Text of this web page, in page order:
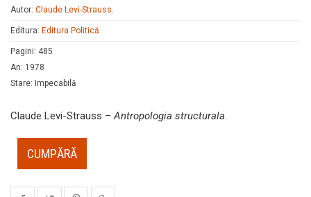
Autor: Claude Levi-Strauss.
Editura: Editura Politică
Pagini: 485
An: 1978
Stare: Impecabilă
Claude Levi-Strauss –Antropologia structurala.
CUMPĂRĂ